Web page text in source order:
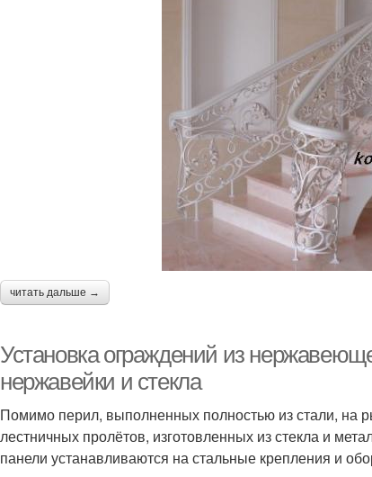
читать дальше →
Установка ограждений из
нержавейки и стекла
Помимо перил, выполненных полностью из стали, на
лестничных пролётов, изготовленных из стекла и
панели устанавливаются на стальные крепления и